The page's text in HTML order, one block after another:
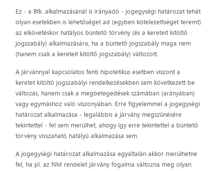
Ez ‒ a Btk. alkalmazásánál is irányadó ‒ jogegységi határozat tehát
olyan esetekben is lehetőséget ad (egyben kötelezettséget teremt)
az elkövetéskor hatályos büntető törvény (és a kereteit kitöltő
jogszabály) alkalmazására, ha a büntető jogszabály maga nem
(hanem csak a kereteit kitöltő jogszabály) változott.
A járvánnyal kapcsolatos fenti hipotetikus esetben viszont a
keretet kitöltő jogszabályi rendelkezésekben sem következett be
változás, hanem csak a megbetegedések számában (arányában)
vagy egymáshoz való viszonyában. Erre figyelemmel a jogegységi
határozat alkalmazása ‒ legalábbis a járvány megszűnésére
tekintettel ‒ fel sem merülhet, ahogy így erre tekintettel a büntető
törvény visszaható hatályú alkalmazása sem.
A jogegységi határozat alkalmazása egyáltalán akkor merülhetne
fel, ha pl. az NM rendelet járvány fogalma változna meg olyan